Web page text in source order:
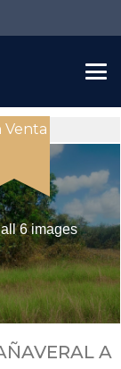
Venta
6 images
A